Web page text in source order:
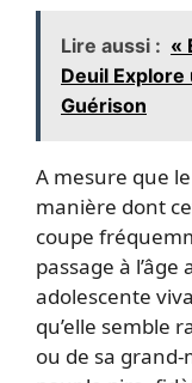
Lire aussi : «
Deuil Explore
Guérison
A mesure que
manière dont
coupe
passage à
adolescente
qu’elle semble
ou de sa